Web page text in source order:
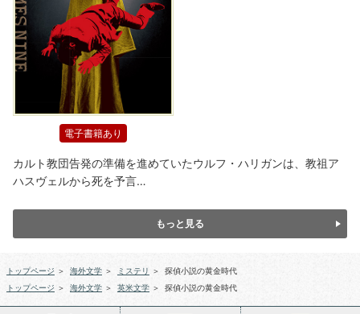
電子書籍あり
カルト教団告発の準備を進めていたウルフ・ハリガンは、教祖ア
ハスヴェルから死を予言…
もっと見る
トップページ ＞ 海外文学 ＞ ミステリ ＞
探偵小説の黄金時代
トップページ ＞ 海外文学 ＞ 英米文学 ＞ 探偵小説の黄金時代